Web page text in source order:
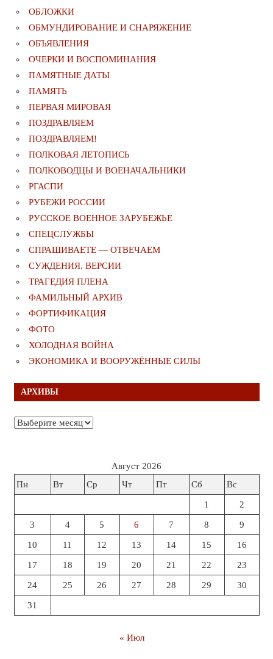
ОБЛОЖКИ
ОБМУНДИРОВАНИЕ И СНАРЯЖЕНИЕ
ОБЪЯВЛЕНИЯ
ОЧЕРКИ И ВОСПОМИНАНИЯ
ПАМЯТНЫЕ ДАТЫ
ПАМЯТЬ
ПЕРВАЯ МИРОВАЯ
ПОЗДРАВЛЯЕМ
ПОЗДРАВЛЯЕМ!
ПОЛКОВАЯ ЛЕТОПИСЬ
ПОЛКОВОДЦЫ И ВОЕНАЧАЛЬНИКИ
РГАСПИ
РУБЕЖИ РОССИИ
РУССКОЕ ВОЕННОЕ ЗАРУБЕЖЬЕ
СПЕЦСЛУЖБЫ
СПРАШИВАЕТЕ — ОТВЕЧАЕМ
СУЖДЕНИЯ. ВЕРСИИ
ТРАГЕДИЯ ПЛЕНА
ФАМИЛЬНЫЙ АРХИВ
ФОРТИФИКАЦИЯ
ФОТО
ХОЛОДНАЯ ВОЙНА
ЭКОНОМИКА И ВООРУЖЁННЫЕ СИЛЫ
АРХИВЫ
Архивы
Август 2026
Пн
Вт Ср Чт Пт Сб Вс
1 2
3 4 5 6 7 8 9
10 11 12 13 14 15 16
17 18 19 20 21 22 23
24 25 26 27 28 29 30
31
« Июл